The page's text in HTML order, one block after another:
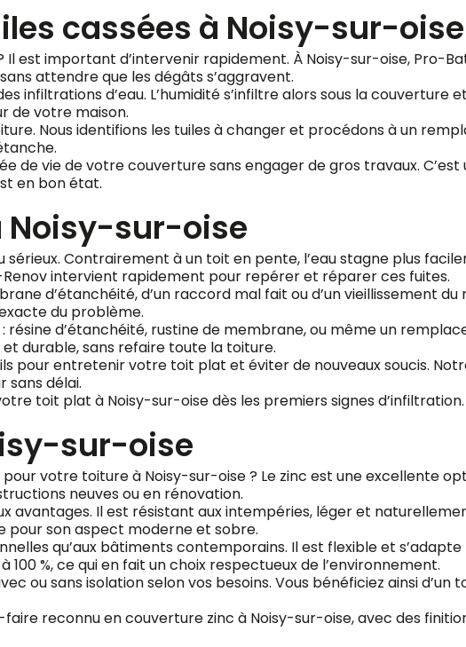
cassées à Noisy-sur-oise
Il est important d’intervenir rapidement. À Noisy-sur-oise, Pro-
attendre que les dégâts s’aggravent.
infiltrations d’eau. L’humidité s’infiltre alors sous la couverture
de votre maison.
Nous identifions les tuiles à changer et procédons à un
vie de votre couverture sans engager de gros travaux. C’est
en bon état.
Noisy-sur-oise
sérieux. Contrairement à un toit en pente, l’eau stagne plus
intervient rapidement pour repérer et réparer ces fuites.
d’étanchéité, d’un raccord mal fait ou d’un vieillissement
du problème.
résine d’étanchéité, rustine de membrane, ou même un
durable, sans refaire toute la toiture.
pour entretenir votre toit plat et éviter de nouveaux soucis.
sans délai.
toit plat à Noisy-sur-oise dès les premiers signes d’infiltration.
sur-oise
votre toiture à Noisy-sur-oise ? Le zinc est une excellente
neuves ou en rénovation.
avantages. Il est résistant aux intempéries, léger et
pour son aspect moderne et sobre.
qu’aux bâtiments contemporains. Il est flexible et
%, ce qui en fait un choix respectueux de l’environnement.
ou sans isolation selon vos besoins. Vous bénéficiez ainsi d’un
reconnu en couverture zinc à Noisy-sur-oise, avec des